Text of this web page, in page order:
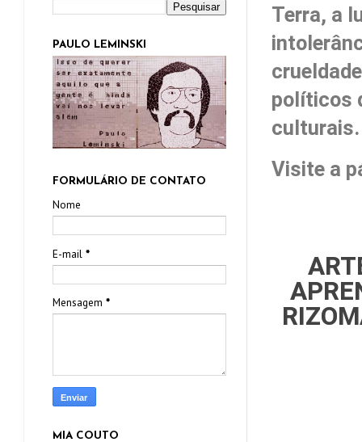
Terra, a
políticos
Visite a
PAULO LEMINSKI
FORMULÁRIO DE CONTATO
Nome
E-mail *
Mensagem *
MIA COUTO